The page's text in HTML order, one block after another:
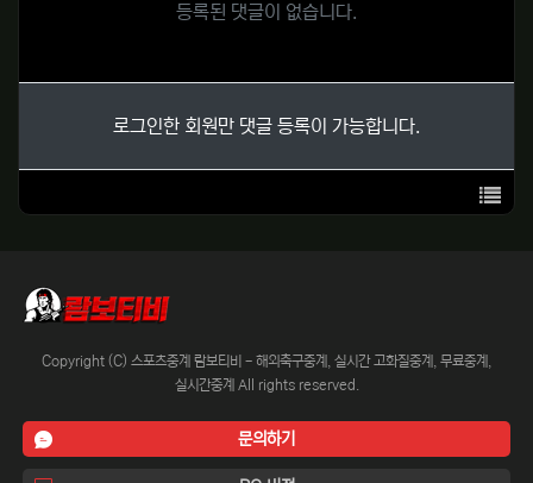
등록된 댓글이 없습니다.
로그인한 회원만 댓글 등록이 가능합니다.
목록
Copyright (C) 스포츠중계 람보티비 - 해외축구중계, 실시간 고화질중계, 무료중계,
실시간중계 All rights reserved.
문의하기